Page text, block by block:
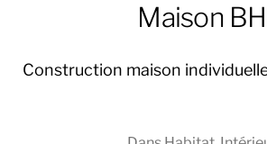
Maison BH
Construction maison